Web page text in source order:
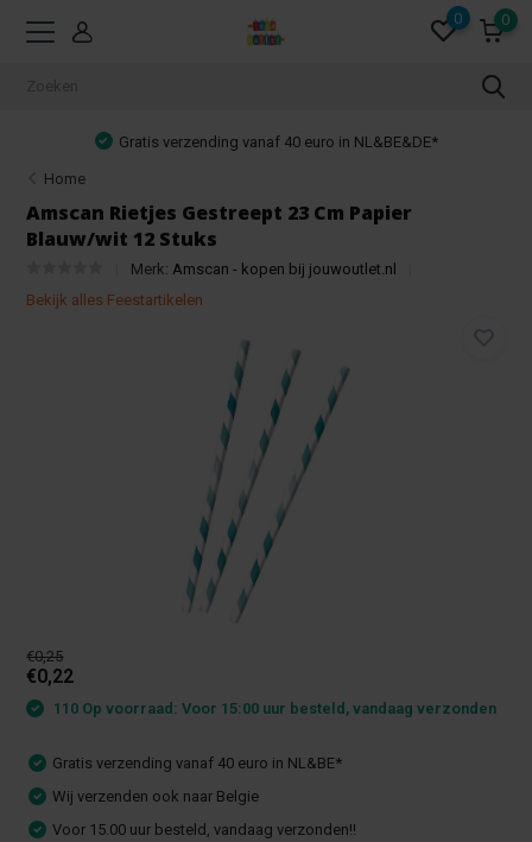
0 0
Gratis verzending vanaf 40 euro in NL&BE&DE*
Home
Amscan Rietjes Gestreept 23 Cm Papier
Blauw/wit 12 Stuks
Merk: Amscan - kopen bij jouwoutlet.nl
Bekijk alles Feestartikelen
€0,25
€0,22
110 Op voorraad: Voor 15:00 uur besteld, vandaag verzonden
Gratis verzending vanaf 40 euro in NL&BE*
Wij verzenden ook naar Belgie
Voor 15.00 uur besteld, vandaag verzonden!!